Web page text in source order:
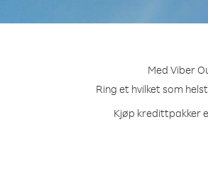
Med Viber
Ring et hvilket som
Kjøp kredittpakker